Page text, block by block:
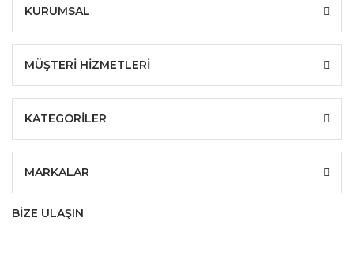
KURUMSAL
MÜŞTERİ HİZMETLERİ
KATEGORİLER
MARKALAR
BİZE ULAŞIN